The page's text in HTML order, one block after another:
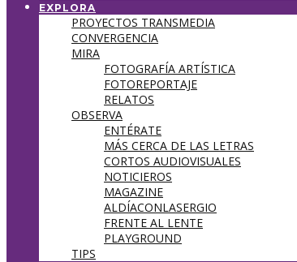
EXPLORA
PROYECTOS TRANSMEDIA
CONVERGENCIA
MIRA
FOTOGRAFÍA ARTÍSTICA
FOTOREPORTAJE
RELATOS
OBSERVA
ENTÉRATE
MÁS CERCA DE LAS LETRAS
CORTOS AUDIOVISUALES
NOTICIEROS
MAGAZINE
ALDÍACONLASERGIO
FRENTE AL LENTE
PLAYGROUND
TIPS